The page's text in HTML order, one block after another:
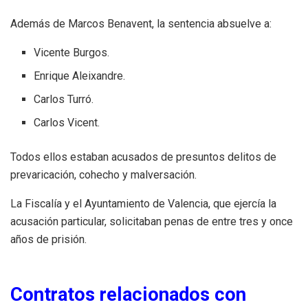
Además de Marcos Benavent, la sentencia absuelve a:
Vicente Burgos.
Enrique Aleixandre.
Carlos Turró.
Carlos Vicent.
Todos ellos estaban acusados de presuntos delitos de
prevaricación, cohecho y malversación.
La Fiscalía y el Ayuntamiento de Valencia, que ejercía la
acusación particular, solicitaban penas de entre tres y once
años de prisión.
Contratos relacionados con